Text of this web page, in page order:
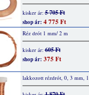
kisker ár:5 705 Ft
shop ár: 4 775 Ft
Réz drót 1 mm/ 2 m
kisker ár:605 Ft
shop ár: 375 Ft
lakkozott rézdrót, 0, 3 mm,